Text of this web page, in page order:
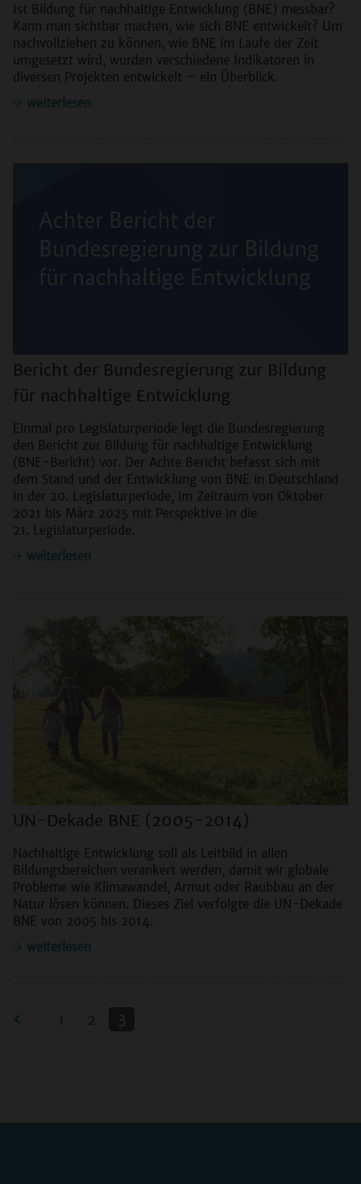
Ist Bildung für nachhaltige Entwicklung (BNE) messbar?
Kann man sichtbar machen, wie sich BNE entwickelt? Um
nachvollziehen zu können, wie BNE im Laufe der Zeit
umgesetzt wird, wurden verschiedene Indikatoren in
diversen Projekten entwickelt – ein Überblick.
weiterlesen
Bericht der Bundesregierung zur Bildung
für nachhaltige Entwicklung
Einmal pro Legislaturperiode legt die Bundesregierung
den Bericht zur Bildung für nachhaltige Entwicklung
(BNE-Bericht) vor. Der Achte Bericht befasst sich mit
dem Stand und der Entwicklung von BNE in Deutschland
in der 20. Legislaturperiode, im Zeitraum von Oktober
2021 bis März 2025 mit Perspektive in die
21. Legislaturperiode.
weiterlesen
UN-Dekade BNE (2005-2014)
Nachhaltige Entwicklung soll als Leitbild in allen
Bildungsbereichen verankert werden, damit wir globale
Probleme wie Klimawandel, Armut oder Raubbau an der
Natur lösen können. Dieses Ziel verfolgte die UN-Dekade
BNE von 2005 bis 2014.
weiterlesen